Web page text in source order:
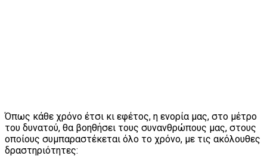
Όπως κάθε χρόνο έτσι κι εφέτος, η ενορία μας, στο μέτρο
του δυνατού, θα βοηθήσει τους συνανθρώπους μας, στους
οποίους συμπαραστέκεται όλο το χρόνο, με τις ακόλουθες
δραστηριότητες: